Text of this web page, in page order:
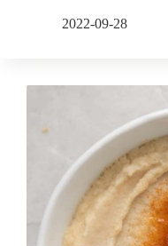
2022-09-28